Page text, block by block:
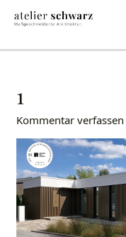
1
Kommentar verfassen